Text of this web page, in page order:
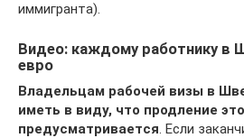
иммигранта).
Видео: каждому работнику в
евро
Владельцам рабочей визы в
иметь в виду, что продление
предусматривается . Если